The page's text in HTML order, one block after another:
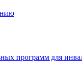
программ для